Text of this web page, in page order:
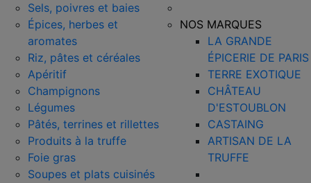
Sels, poivres et baies
Épices, herbes et
aromates
Riz, pâtes et céréales
Apéritif
Champignons
Légumes
Pâtés, terrines et rillettes
Produits à la truffe
Foie gras
Soupes et plats cuisinés
NOS MARQUES
LA GRANDE
ÉPICERIE DE PARIS
TERRE EXOTIQUE
CHÂTEAU
D'ESTOUBLON
CASTAING
ARTISAN DE LA
TRUFFE